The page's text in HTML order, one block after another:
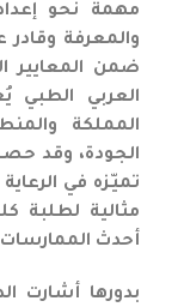
مهمة نحو
والمعرفة
ضمن المعايير
العربي
المملكة
الجودة، وقد
تميّزه في
مثالية لطلبة
أحدث الممارسات
بدورها أشارت